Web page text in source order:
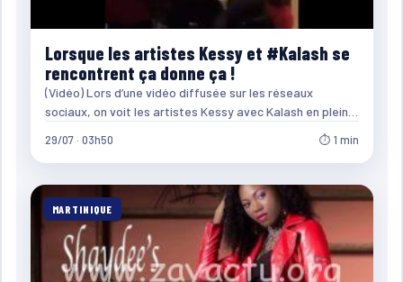
Lorsque les artistes Kessy et #Kalash se
rencontrent ça donne ça !
(Vidéo) Lors d’une vidéo diffusée sur les réseaux
sociaux, on voit les artistes Kessy avec Kalash en plein…
29/07 · 03h50 ⏱ 1 min
MARTINIQUE